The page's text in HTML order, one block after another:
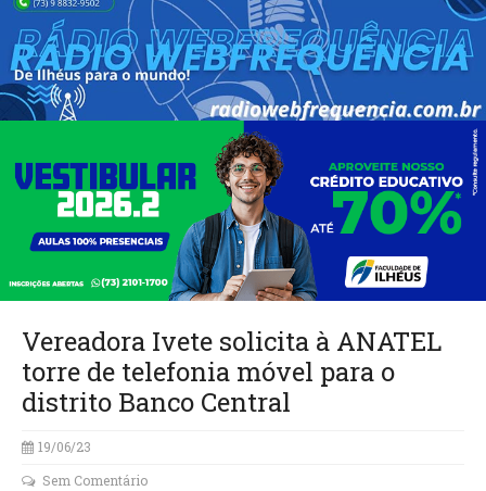
Vereadora Ivete solicita à ANATEL
torre de telefonia móvel para o
distrito Banco Central
19/06/23
Sem Comentário